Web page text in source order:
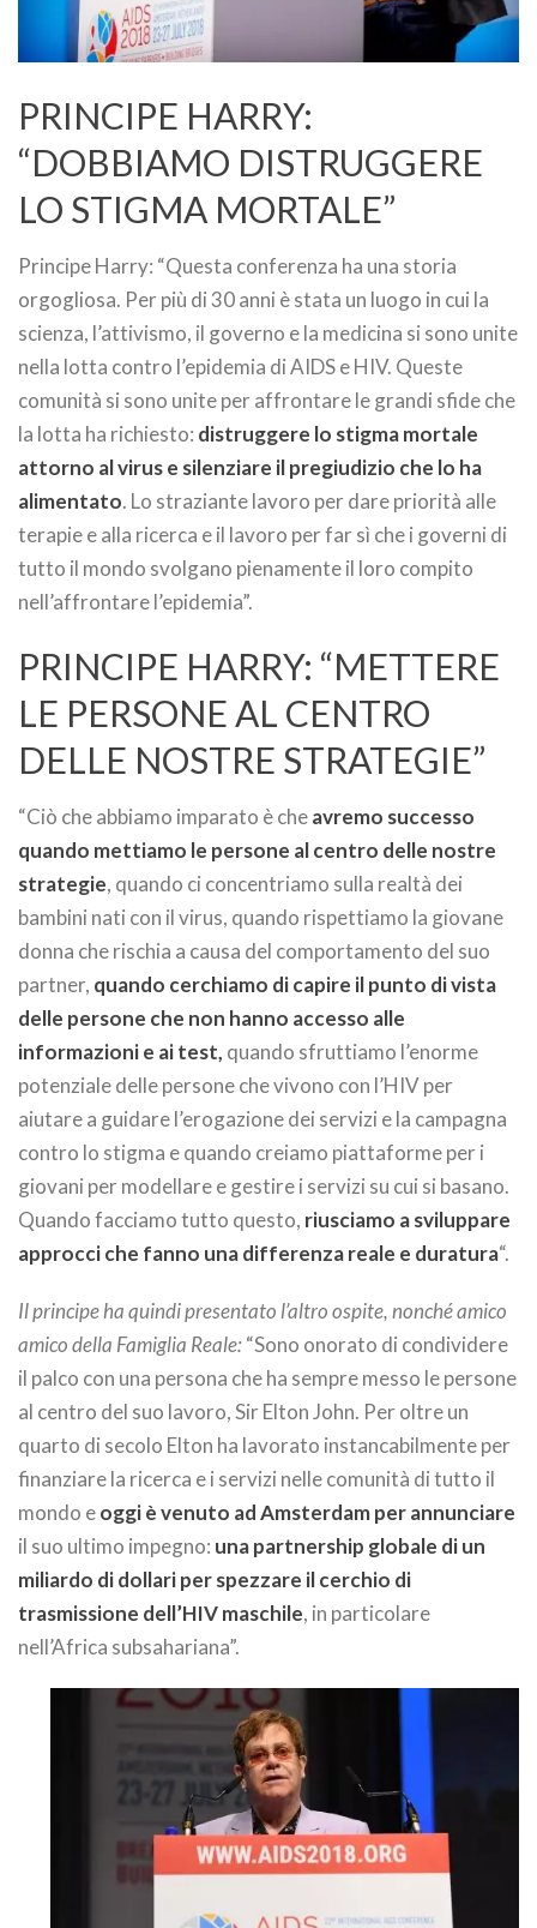
PRINCIPE HARRY:
“DOBBIAMO DISTRUGGERE
LO STIGMA MORTALE”
Principe Harry: “Questa conferenza ha una storia
orgogliosa. Per più di 30 anni è stata un luogo in cui la
scienza, l’attivismo, il governo e la medicina si sono unite
nella lotta contro l’epidemia di AIDS e HIV. Queste
comunità si sono unite per affrontare le grandi sfide che
la lotta ha richiesto: distruggere lo stigma mortale
attorno al virus e silenziare il pregiudizio che lo ha
alimentato. Lo straziante lavoro per dare priorità alle
terapie e alla ricerca e il lavoro per far sì che i governi di
tutto il mondo svolgano pienamente il loro compito
nell’affrontare l’epidemia”.
PRINCIPE HARRY: “METTERE
LE PERSONE AL CENTRO
DELLE NOSTRE STRATEGIE”
“Ciò che abbiamo imparato è cheavremo successo
quando mettiamo le persone al centro delle nostre
strategie, quando ci concentriamo sulla realtà dei
bambini nati con il virus, quando rispettiamo la giovane
donna che rischia a causa del comportamento del suo
partner, quando cerchiamo di capire il punto di vista
delle persone che non hanno accesso alle
informazioni e ai test, quando sfruttiamo l’enorme
potenziale delle persone che vivono con l’HIV per
aiutare a guidare l’erogazione dei servizi e la campagna
contro lo stigma e quando creiamo piattaforme per i
giovani per modellare e gestire i servizi su cui si basano.
Quando facciamo tutto questo, riusciamo a sviluppare
approcci che fanno una differenza reale e duratura“.
Il principe ha quindi presentato l’altro ospite, nonché amico
amico della Famiglia Reale:“Sono onorato di condividere
il palco con una persona che ha sempre messo le persone
al centro del suo lavoro, Sir Elton John. Per oltre un
quarto di secolo Elton ha lavorato instancabilmente per
finanziare la ricerca e i servizi nelle comunità di tutto il
mondo eoggi è venuto ad Amsterdam per annunciare
il suo ultimo impegno: una partnership globale di un
miliardo di dollari per spezzare il cerchio di
trasmissione dell’HIV maschile, in particolare
nell’Africa subsahariana”.